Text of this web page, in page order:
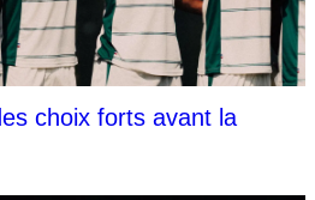
choix forts avant la